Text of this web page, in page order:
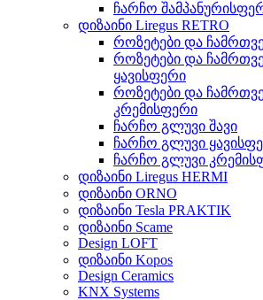
ჩარჩო
დიზაინი Liregus RETRO
როზეტები და
როზეტები და
ყავისფერი
როზეტები და
კრემისფერი
ჩარჩო გლუვი შავი
ჩარჩო გლუვი
ჩარჩო გლუვი
დიზაინი Liregus HERMI
დიზაინი ORNO
დიზაინი Tesla PRAKTIK
დიზაინი Scame
Design LOFT
დიზაინი Kopos
Design Ceramics
KNX Systems